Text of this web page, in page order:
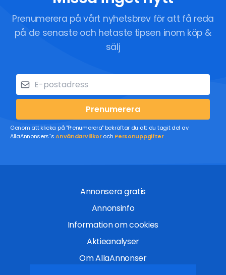
Prenumerera på vårt nyhetsbrev för att få reda
på de senaste och hetaste tipsen inom köp &
sälj
Prenumerera
Genom att klicka på "Prenumerera" bekräftar du att du tagit del av
AllaAnnonsers´sAnvändarvillkoroch Personuppgifter
Annonsera gratis
Annonsinfo
Information om cookies
Aktieanalyser
Om AllaAnnonser